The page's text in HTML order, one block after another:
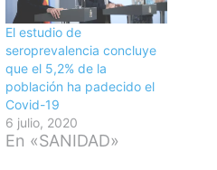
El estudio de
seroprevalencia concluye
que el 5,2% de la
población ha padecido el
Covid-19
6 julio, 2020
En «SANIDAD»